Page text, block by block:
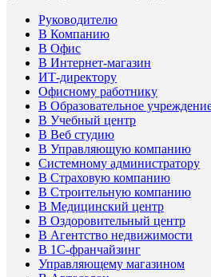
Руководителю
В Компанию
В Офис
В Интернет-магазин
ИТ-директору
Офисному работнику
В Образовательное
В Учебный центр
В Веб студию
В Управляющую компанию
Системному администратору
В Страховую компанию
В Строительную компанию
В Медицинский центр
В Оздоровительный центр
В Агентство недвижимости
В 1С-франчайзинг
Управляющему магазином